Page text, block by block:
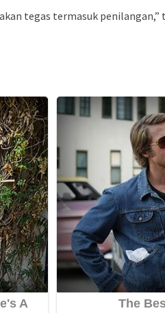
tegas termasuk penilangan,”